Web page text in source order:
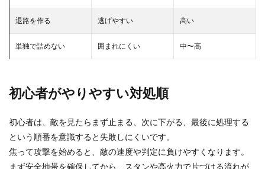
退路を作る 逃げやすい 高い
単独で詰めない 囲まれにくい 中〜高
初心者がやりやすい対処順
初心者は、敵を見たらまず止まる、次に下がる、最後に処理する
という順番を意識すると失敗しにくいです。
焦って攻撃を始めると、敵の速度や判定に負けやすくなります。
まず安全地帯を確保してから、スタンや高火力で片づける流れが